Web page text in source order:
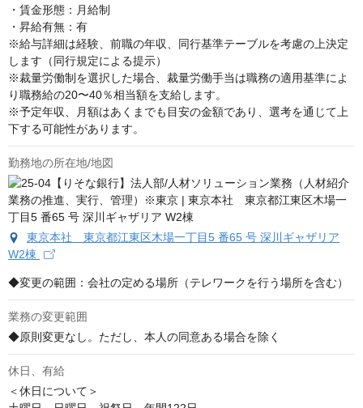
・賃金形態：月給制
・昇給有無：有
※給与詳細は経験、前職の年収、同行基準テーブルを考慮の上決定
します（同行規定による提示）
※裁量労働制を選択した場合、裁量労働手当は職務の適用基準によ
り職務給の20〜40％相当額を支給します。
※予定年収、月額はあくまでも目安の金額であり、選考を通じて上
下する可能性があります。
勤務地の所在地/地図
東京本社 東京都江東区木場一丁目5 番65 号 深川ギャザリア
W2棟
◆変更の範囲：会社の定める場所（テレワークを行う場所を含む）
業務の変更範囲
◆原則変更なし。ただし、本人の同意ある場合を除く
休日、有給
＜休日について＞